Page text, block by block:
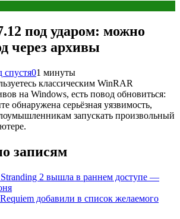
под ударом: можно
через архивы
спустя01 минуты
классическим WinRAR
на Windows, есть повод обновиться:
обнаружена серьёзная уязвимость,
запускать произвольный
записям
2 вышла в раннем доступе —
добавили в список желаемого